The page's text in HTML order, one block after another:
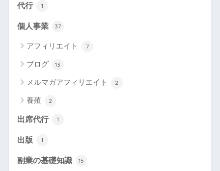
代行 1
個人事業 37
アフィリエイト 7
ブログ 13
メルマガアフィリエイト 2
養殖 2
出席代行 1
出版 1
副業の基礎知識 15